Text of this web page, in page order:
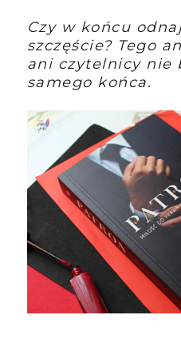
Czy w końcu
szczęście? Tego
ani czytelnicy nie
samego końca.